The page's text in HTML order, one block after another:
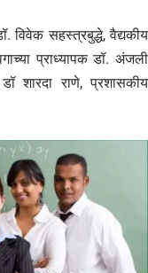
विवेक सहस्त्रबुद्धे, वैद्यकीय
प्राध्यापक डॉ. अंजली
डॉ शारदा राणे, प्रशासकीय